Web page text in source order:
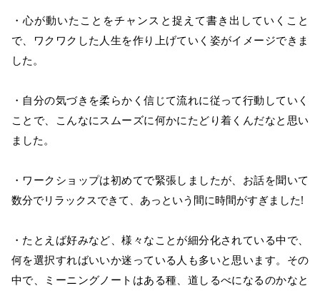
・心が動いたことをチャンスと捉えて書き出していくこと
で、ワクワクした人生を作り上げていく姿がイメージできま
した。
・自分の気づきを柔らかく信じて流れに従って行動していく
ことで、こんなにスムーズに何かにたどり着くんだなと思い
ました。
・ワークショップは初めてで緊張しましたが、お話を聞いて
数分でリラックスできて、あっという間に時間がすぎました!
・たとえば好みなど、様々なことが細分化されている中で、
何を選択すればいいか迷っている人も多いと思います。その
中で、ミーニングノートはある種、道しるべになるのかなと